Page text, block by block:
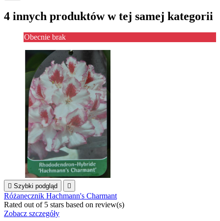
4 innych produktów w tej samej kategorii
Obecnie brak
 Szybki podgląd 
Różanecznik Hachmann's Charmant
Rated out of 5 stars based on review(s)
Zobacz szczegóły